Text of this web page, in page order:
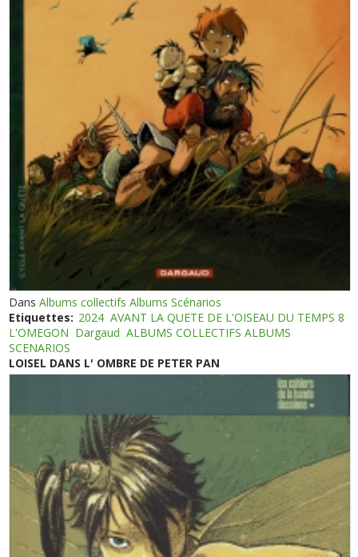
DansAlbums collectifs Albums Scénarios
Etiquettes: 2024 AVANT LA QUETE DE L'OISEAU DU TEMPS 8
L'OMEGON Dargaud ALBUMS COLLECTIFS ALBUMS
SCENARIOS
LOISEL DANS L' OMBRE DE PETER PAN